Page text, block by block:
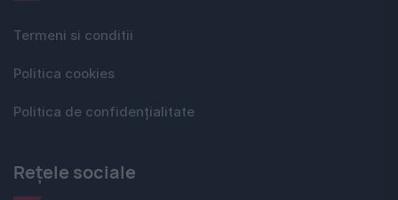
Termeni si conditii
Politica cookies
Politica de confidențialitate
Rețele sociale